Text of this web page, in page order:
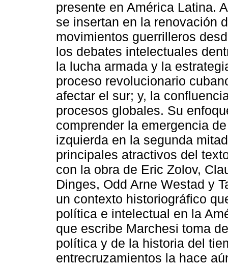
presente en América Latina.
se insertan en la renovación
movimientos guerrilleros
los debates intelectuales
la lucha armada y la
proceso revolucionario
afectar el sur; y, la
procesos globales. Su
comprender la emergencia
izquierda en la segunda
principales atractivos del
con la obra de Eric Zolov,
Dinges, Odd Arne Westad y
un contexto historiográfico
política e intelectual en la
que escribe Marchesi toma
política y de la historia del
entrecruzamientos la hace